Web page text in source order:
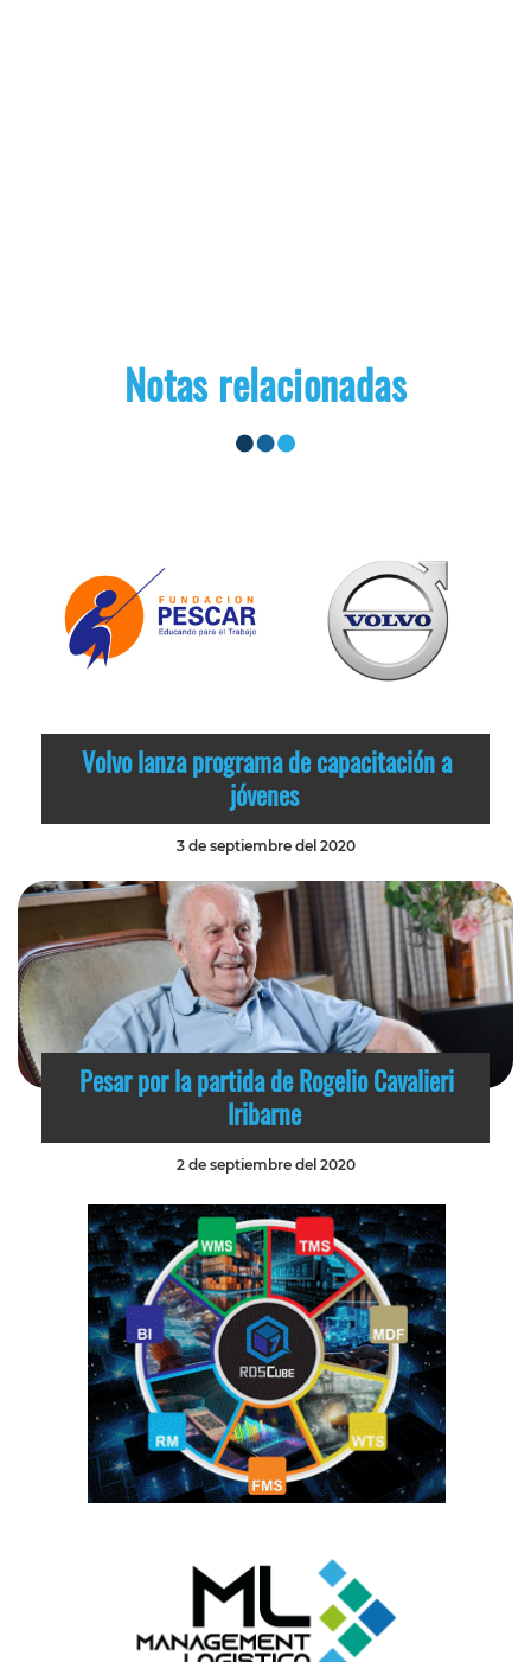
Notas relacionadas
Volvo lanza programa de capacitación a
jóvenes
3 de septiembre del 2020
Pesar por la partida de Rogelio Cavalieri
Iribarne
2 de septiembre del 2020